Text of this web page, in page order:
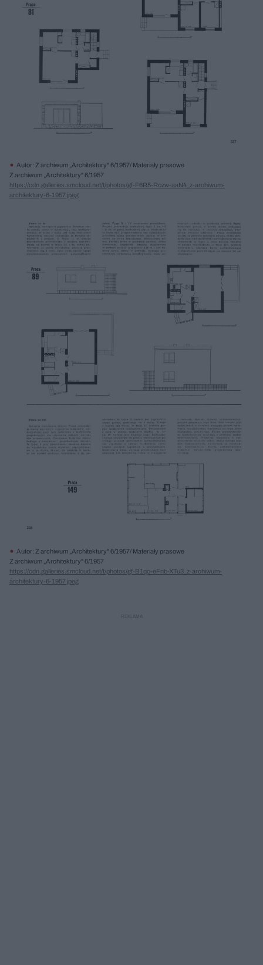
Autor: Z archiwum „Architektury" 6/1957/ Materiały prasowe
Z archiwum „Architektury" 6/1957
https://cdn.galleries.smcloud.net/t/photos/gf-F6R5-Rozw-aaN4_z-archiwum-
architektury-6-1957.jpeg
Autor: Z archiwum „Architektury" 6/1957/ Materiały prasowe
Z archiwum „Architektury" 6/1957
https://cdn.galleries.smcloud.net/t/photos/gf-B1qo-eFnb-XTu3_z-archiwum-
architektury-6-1957.jpeg